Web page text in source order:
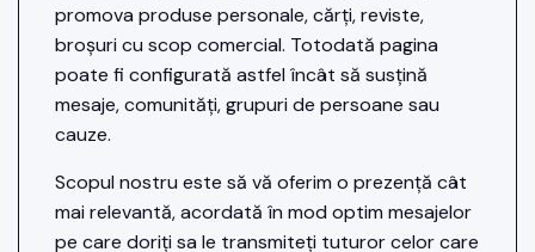
promova produse personale, cărți, reviste,
broșuri cu scop comercial. Totodată pagina
poate fi configurată astfel încât să susțină
mesaje, comunități, grupuri de persoane sau
cauze.
Scopul nostru este să vă oferim o prezență cât
mai relevantă, acordată în mod optim mesajelor
pe care doriți sa le transmiteți tuturor celor care